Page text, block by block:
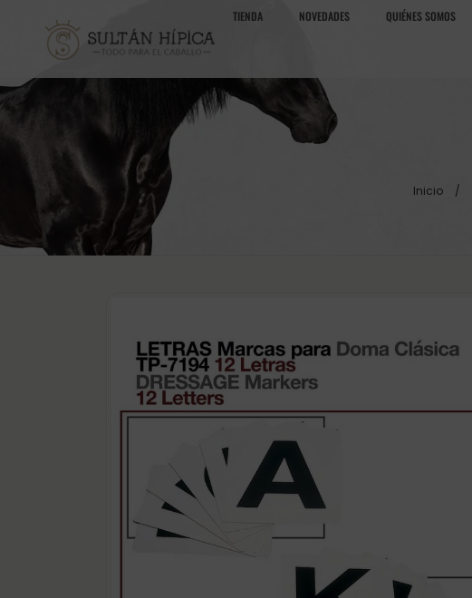
TIENDA NOVEDADES QUIÉNES SOMOS
Inicio /